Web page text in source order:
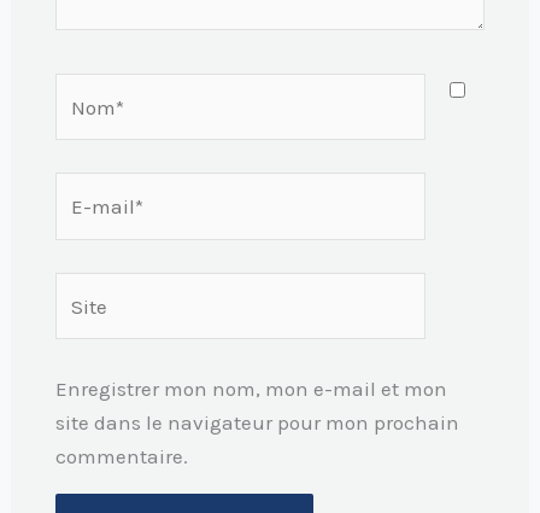
Enregistrer mon nom, mon e-mail et mon
site dans le navigateur pour mon prochain
commentaire.